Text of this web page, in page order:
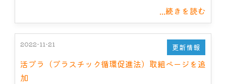
...続きを読む
2022-11-21
活プラ（プラスチック循環促進法）取組ページを追
加
更新情報